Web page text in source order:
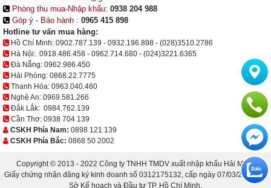
Phòng thu mua-Nhập khẩu: 0938 204 988
Góp ý - Bảo hành : 0965 415 898
Hotline tư vấn mua hàng:
Hồ Chí Minh: 0902.787.139 - 0932.196.898 - (028)3510.2786
Hà Nội: 0918.486.458 - 0962.714.680 - (024)3221.6365
Đà Nẵng: 0962.986.450
Hải Phòng: 0868.22.7775
Thanh Hóa: 0963.040.460
Nghệ An: 0969.581.266
Đắk Lắk: 0984.762.139
Cần Thơ: 0938 704 139
CSKH Phía Nam: 0898 121 139
CSKH Phía Bắc: 0868 50 2002
Copyright © 2013 - 2022 Công ty TNHH TMDV xuất nhập khẩu Hải Minh.
Giấy chứng nhận đăng ký kinh doanh số 0312175132, cấp ngày 07/03/2013 bởi
Sở Kế hoạch và Đầu tư TP. Hồ Chí Minh.